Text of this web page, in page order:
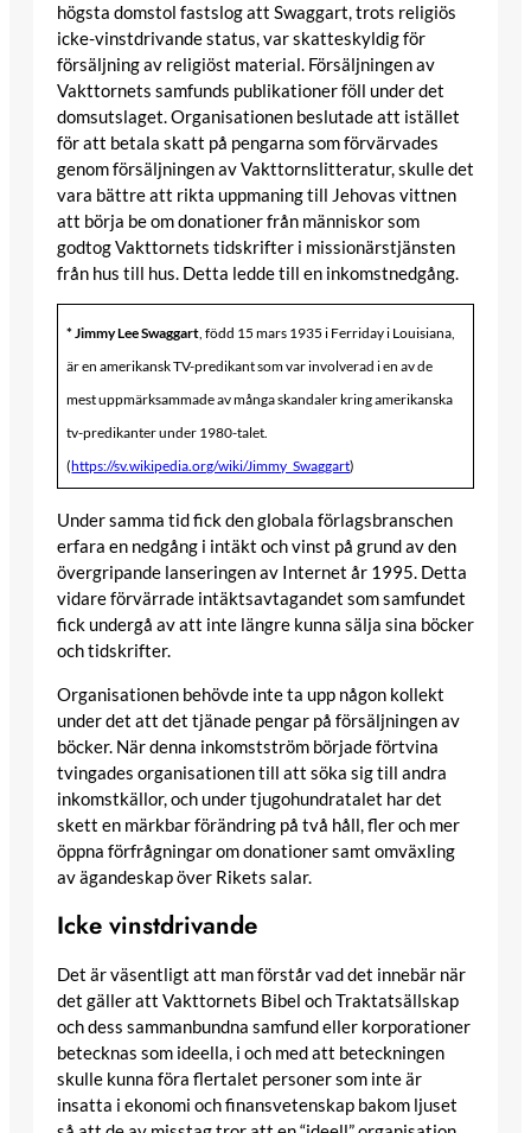
högsta domstol fastslog att Swaggart, trots religiös
icke-vinstdrivande status, var skatteskyldig för
försäljning av religiöst material. Försäljningen av
Vakttornets samfunds publikationer föll under det
domsutslaget. Organisationen beslutade att istället
för att betala skatt på pengarna som förvärvades
genom försäljningen av Vakttornslitteratur, skulle det
vara bättre att rikta uppmaning till Jehovas vittnen
att börja be om donationer från människor som
godtog Vakttornets tidskrifter i missionärstjänsten
från hus till hus. Detta ledde till en inkomstnedgång.
* Jimmy Lee Swaggart, född 15 mars 1935 i Ferriday i Louisiana,
är en amerikansk TV-predikant som var involverad i en av de
mest uppmärksammade av många skandaler kring amerikanska
tv-predikanter under 1980-talet.
(https://sv.wikipedia.org/wiki/Jimmy_Swaggart)
Under samma tid fick den globala förlagsbranschen
erfara en nedgång i intäkt och vinst på grund av den
övergripande lanseringen av Internet år 1995. Detta
vidare förvärrade intäktsavtagandet som samfundet
fick undergå av att inte längre kunna sälja sina böcker
och tidskrifter.
Organisationen behövde inte ta upp någon kollekt
under det att det tjänade pengar på försäljningen av
böcker. När denna inkomstström började förtvina
tvingades organisationen till att söka sig till andra
inkomstkällor, och under tjugohundratalet har det
skett en märkbar förändring på två håll, fler och mer
öppna förfrågningar om donationer samt omväxling
av ägandeskap över Rikets salar.
Icke vinstdrivande
Det är väsentligt att man förstår vad det innebär när
det gäller att Vakttornets Bibel och Traktatsällskap
och dess sammanbundna samfund eller korporationer
betecknas som ideella, i och med att beteckningen
skulle kunna föra flertalet personer som inte är
insatta i ekonomi och finansvetenskap bakom ljuset